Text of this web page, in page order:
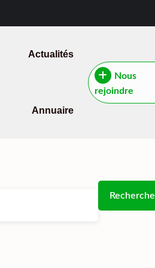
Actualités
Annuaire
Nous
rejoindre
Recherche